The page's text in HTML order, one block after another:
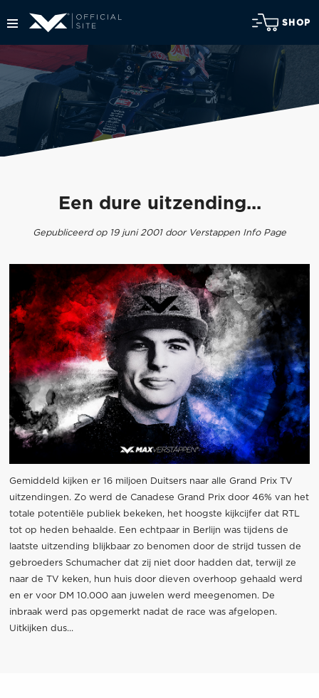
SHOP
Een dure uitzending...
Gepubliceerd op 19 juni 2001 door Verstappen Info Page
Gemiddeld kijken er 16 miljoen Duitsers naar alle Grand Prix TV
uitzendingen. Zo werd de Canadese Grand Prix door 46% van het
totale potentiële publiek bekeken, het hoogste kijkcijfer dat RTL
tot op heden behaalde. Een echtpaar in Berlijn was tijdens de
laatste uitzending blijkbaar zo benomen door de strijd tussen de
gebroeders Schumacher dat zij niet door hadden dat, terwijl ze
naar de TV keken, hun huis door dieven overhoop gehaald werd
en er voor DM 10.000 aan juwelen werd meegenomen. De
inbraak werd pas opgemerkt nadat de race was afgelopen.
Uitkijken dus...